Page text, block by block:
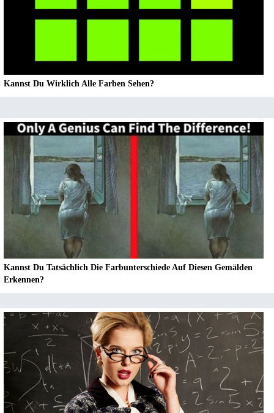
Kannst Du Wirklich Alle Farben Sehen?
Kannst Du Tatsächlich Die Farbunterschiede Auf Diesen Gemälden
Erkennen?